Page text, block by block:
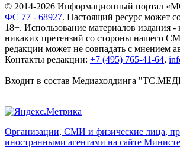
© 2014-2026 Информационный портал
ФС 77 - 68927. Настоящий ресурс может
18+. Использование материалов издания -
никаких претензий со стороны нашего
редакции может не совпадать с мнением
Контакты редакции: +7 (495) 765-41-64,
Входит в состав Медиахолдинга
Организации, СМИ и физические лица,
иностранными агентами на сайте